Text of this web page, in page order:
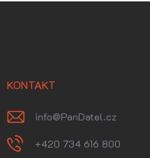
KONTAKT
info@PanDatel.cz
+420 734 616 800